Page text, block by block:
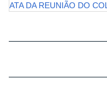
ATA DA REUNIÃO DO